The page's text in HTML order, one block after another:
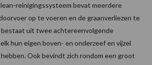
reinigingssysteem bevat meerdere
op te voeren en de graanverliezen te
bestaat uit twee achtereenvolgende
hun eigen boven- en onderzeef en vijzel
Ook bevindt zich rondom een groot